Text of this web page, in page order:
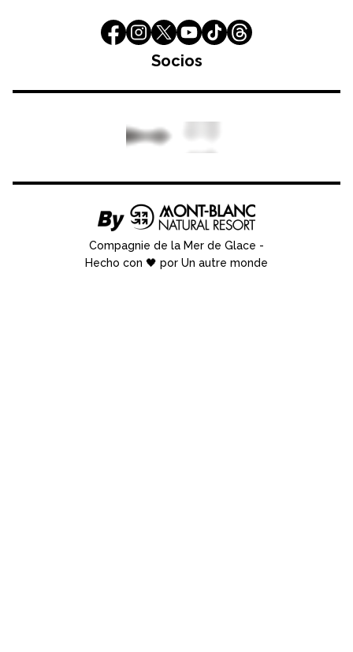
Socios
Compagnie de la Mer de Glace -
Hecho con 🖤 por Un autre monde